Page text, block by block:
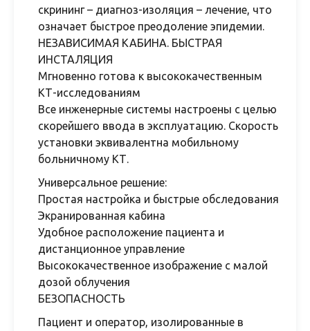
скрининг – диагноз-изоляция – лечение, что
означает быстрое преодоление эпидемии.
НЕЗАВИСИМАЯ КАБИНА. БЫСТРАЯ
ИНСТАЛЯЦИЯ
Мгновенно готова к высококачественным
КТ-исследованиям
Все инженерные системы настроены с целью
скорейшего ввода в эксплуатацию. Скорость
установки эквивалентна мобильному
больничному КТ.
Универсальное решение:
Простая настройка и быстрые обследования
Экранированная кабина
Удобное расположение пациента и
дистанционное управление
Высококачественное изображение с малой
дозой облучения
БЕЗОПАСНОСТЬ
Пациент и оператор, изолированные в